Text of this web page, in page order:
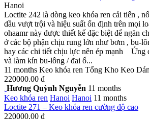
Hanoi
Loctite 242 là dòng keo khóa ren cải tiến ,
dầu vượt trội và hiệu suất ổn định trên mọi
ohaamr này được thiết kế đặc biệt để ngăn
ở các bộ phận chịu rung lớn như bơm , bu-
hay các chi tiết chịu lực nên ép mạnh Ứng
và làm kín bu-lông / đai ố...
11 months Keo khóa ren Tổng Kho Keo
220000.00 đ
Hương Quỳnh Nguyễn 11 months
Keo khóa ren Hanoi Hanoi 11 months
Loctite 271 – Keo khóa ren cường độ cao
220000.00 đ